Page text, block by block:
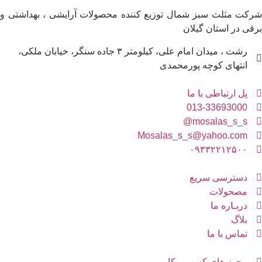
شرکت مثلث سبز شمال توزیع کننده محصولات آرایشی ، بهداشتی و
برقی در استان گیلان
رشت ، میدان امام علی، کیلومتر ۳ جاده سنگر، خیابان ملکی،
انتهای کوچه پورمحمدی
پل ارتباطی با ما
013-33693000
mosalas_s_s@
Mosalas_s_s@yahoo.com
۰۹۳۳۲۲۱۲۵۰۰
دسترسی سریع
مصحولات
دربـاره ما
بلاگ
تماس با ما